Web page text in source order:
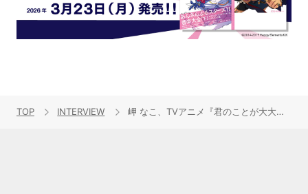
TOP INTERVIEW 岬 なこ、TVアニメ『君のことが大大大大大好きな100人の彼女』EDテーマ「スイートサイン」のこだわりや、“1stライブ”、“リスアニ！LIVE”への意気込みを語る